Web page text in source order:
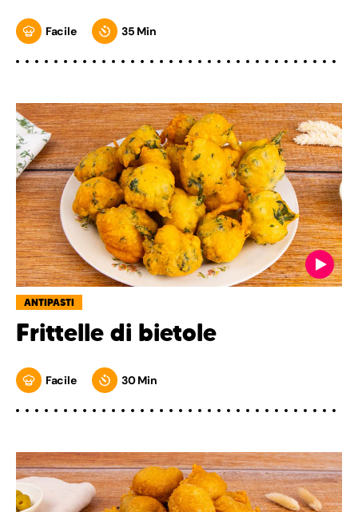
Facile 35 Min
ANTIPASTI
Frittelle di bietole
Facile 30 Min